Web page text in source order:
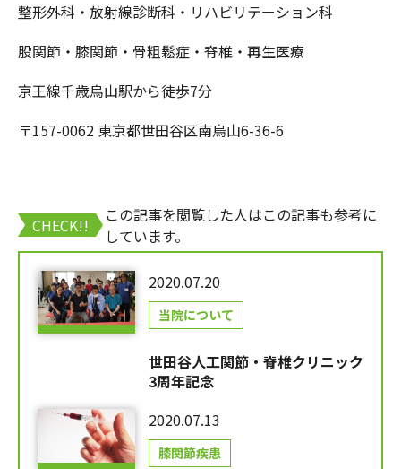
整形外科・放射線診断科・リハビリテーション科
股関節・膝関節・骨粗鬆症・脊椎・再生医療
京王線千歳烏山駅から徒歩7分
〒157-0062 東京都世田谷区南烏山6-36-6
CHECK!!
この記事を閲覧した人はこの記事も参考に
しています。
2020.07.20
当院について
世田谷人工関節・脊椎クリニック
3周年記念
2020.07.13
膝関節疾患